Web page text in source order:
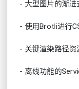
- 大型图片的渐进
- 使用Brotli进行
- 关键渲染路径
- 离线功能的